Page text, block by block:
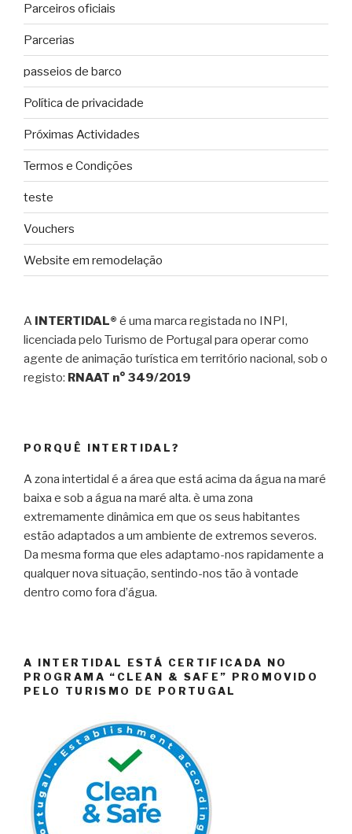
Parceiros oficiais
Parcerias
passeios de barco
Política de privacidade
Próximas Actividades
Termos e Condições
teste
Vouchers
Website em remodelação
A INTERTIDAL® é uma marca registada no INPI,
licenciada pelo Turismo de Portugal para operar como
agente de animação turística em território nacional, sob o
registo: RNAAT n° 349/2019
PORQUÊ INTERTIDAL?
A zona intertidal é a área que está acima da água na maré
baixa e sob a água na maré alta. è uma zona
extremamente dinâmica em que os seus habitantes
estão adaptados a um ambiente de extremos severos.
Da mesma forma que eles adaptamo-nos rapidamente a
qualquer nova situação, sentindo-nos tão à vontade
dentro como fora d’água.
A INTERTIDAL ESTÁ CERTIFICADA NO
PROGRAMA “CLEAN & SAFE” PROMOVIDO
PELO TURISMO DE PORTUGAL